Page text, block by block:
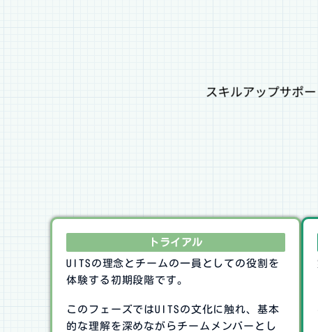
トライアル
UITSの理念とチームの一員としての役割を
体験する初期段階です。
このフェーズではUITSの文化に触れ、基本
的な理解を深めながらチームメンバーとし